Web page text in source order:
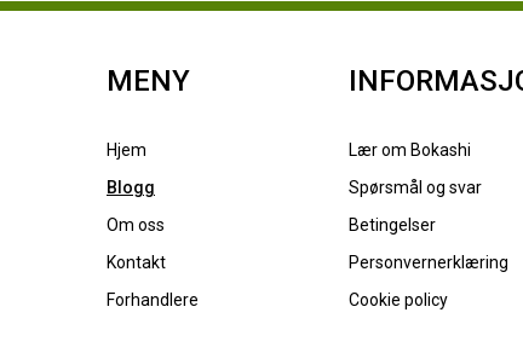
MENY
Hjem
Blogg
Om oss
Kontakt
Forhandlere
Lær om Bokashi
Spørsmål og svar
Betingelser
Personvernerklæring
Cookie policy